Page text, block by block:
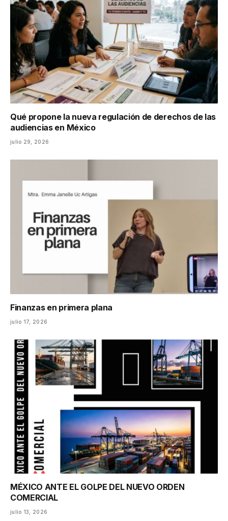
Qué propone la nueva regulación de derechos de las
audiencias en México
julio 29, 2026
Finanzas en primera plana
julio 17, 2026
MÉXICO ANTE EL GOLPE DEL NUEVO ORDEN
COMERCIAL
julio 13, 2026